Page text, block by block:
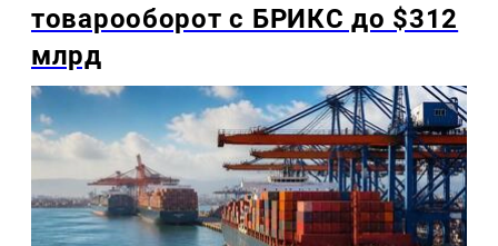
товарооборот с БРИКС до $312
млрд